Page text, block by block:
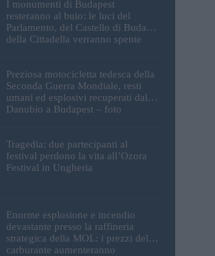
I monumenti di Budapest
resteranno al buio: le luci del
Parlamento, del Castello di Buda e
della Cittadella verranno spente
Preziosa motocicletta tedesca della
Seconda Guerra Mondiale, resti
umani ed esplosivi recuperati dal
Danubio a Budapest – foto
Tragedia: due partecipanti al
festival perdono la vita all’Ozora
Festival in Ungheria
Enorme esplosione e incendio
devastante presso la raffineria
strategica della MOL: i prezzi del
carburante aumenteranno